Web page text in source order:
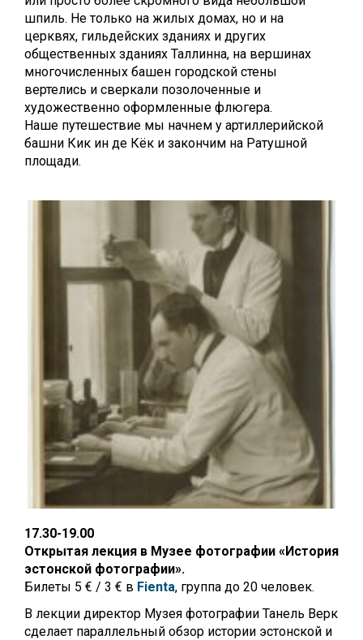
шпиль. Не только на жилых домах, но и на
церквях, гильдейских зданиях и других
общественных зданиях Таллинна, на вершинах
многочисленных башен городской стены
вертелись и сверкали позолоченные и
художественно оформленные флюгера.
Наше путешествие мы начнем у артиллерийской
башни Кик ин де Кёк и закончим на Ратушной
площади.
17.30-19.00
Открытая лекция в Музее фотографии «История
эстонской фотографии».
Билеты 5 € / 3 € в Fienta, группа до 20 человек.
В лекции директор Музея фотографии Танель Верк
сделает параллельный обзор истории эстонской и